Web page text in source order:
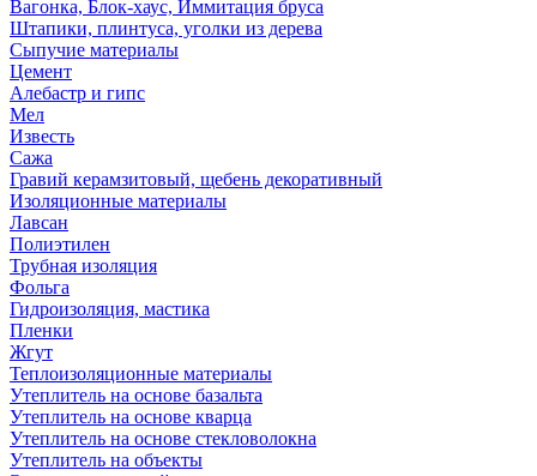
Вагонка, Блок-хаус, Иммитация бруса
Штапики, плинтуса, уголки из дерева
Сыпучие материалы
Цемент
Алебастр и гипс
Мел
Известь
Сажа
Гравий керамзитовый, щебень декоративный
Изоляционные материалы
Лавсан
Полиэтилен
Трубная изоляция
Фольга
Гидроизоляция, мастика
Пленки
Жгут
Теплоизоляционные материалы
Утеплитель на основе базальта
Утеплитель на основе кварца
Утеплитель на основе стекловолокна
Утеплитель на объекты